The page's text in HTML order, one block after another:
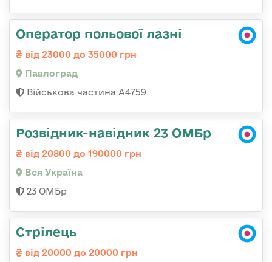
Оператор польової лазні
від 23000 до 35000 грн
Павлоград
Військова частина А4759
Розвідник-навідник 23 ОМБр
від 20800 до 190000 грн
Вся Україна
23 ОМБр
Стрілець
від 20000 до 20000 грн